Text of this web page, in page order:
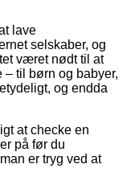
lave
selskaber, og
været nødt til at
til børn og babyer,
og endda
at checke en
på før du
er tryg ved at